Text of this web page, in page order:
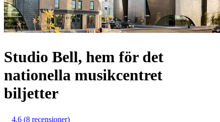
Studio Bell, hem för det
nationella musikcentret
biljetter
4.6 (8 recensioner)